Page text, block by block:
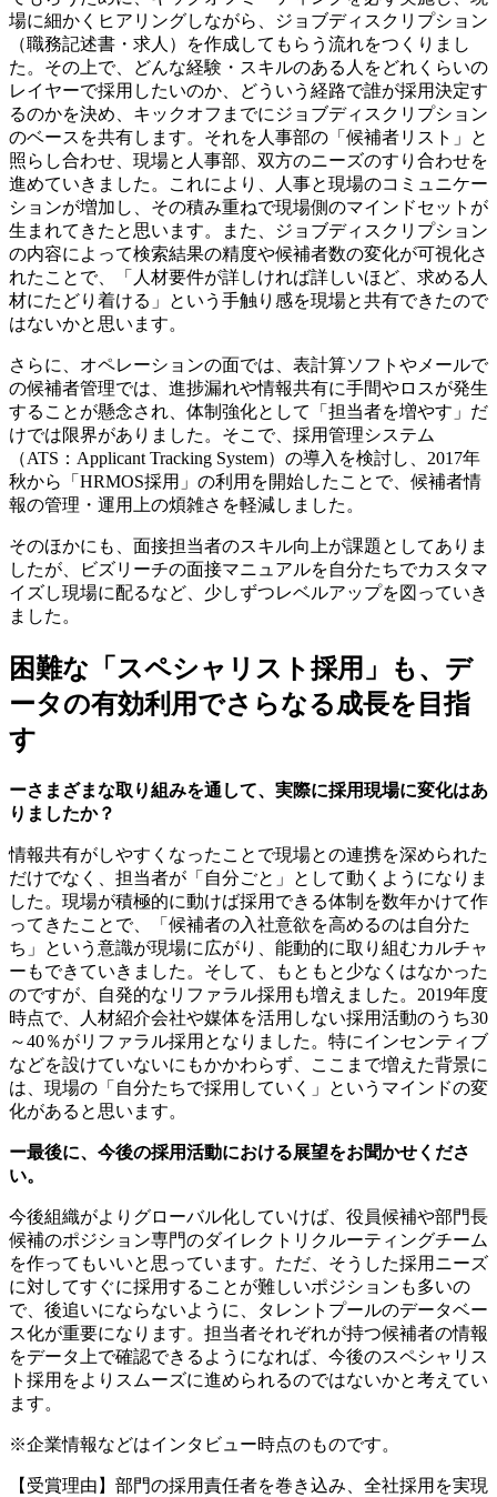
場に細かくヒアリングしながら、ジョブディスクリプション
（職務記述書・求人）を作成してもらう流れをつくりまし
た。その上で、どんな経験・スキルのある人をどれくらいの
レイヤーで採用したいのか、どういう経路で誰が採用決定す
るのかを決め、キックオフまでにジョブディスクリプション
のベースを共有します。それを人事部の「候補者リスト」と
照らし合わせ、現場と人事部、双方のニーズのすり合わせを
進めていきました。これにより、人事と現場のコミュニケー
ションが増加し、その積み重ねで現場側のマインドセットが
生まれてきたと思います。また、ジョブディスクリプション
の内容によって検索結果の精度や候補者数の変化が可視化さ
れたことで、「人材要件が詳しければ詳しいほど、求める人
材にたどり着ける」という手触り感を現場と共有できたので
はないかと思います。
さらに、オペレーションの面では、表計算ソフトやメールで
の候補者管理では、進捗漏れや情報共有に手間やロスが発生
することが懸念され、体制強化として「担当者を増やす」だ
けでは限界がありました。そこで、採用管理システム
（ATS：Applicant Tracking System）の導入を検討し、2017年
秋から「HRMOS採用」の利用を開始したことで、候補者情
報の管理・運用上の煩雑さを軽減しました。
そのほかにも、面接担当者のスキル向上が課題としてありま
したが、ビズリーチの面接マニュアルを自分たちでカスタマ
イズし現場に配るなど、少しずつレベルアップを図っていき
ました。
困難な「スペシャリスト採用」も、デ
ータの有効利用でさらなる成長を目指
す
ーさまざまな取り組みを通して、実際に採用現場に変化はあ
りましたか？
情報共有がしやすくなったことで現場との連携を深められた
だけでなく、担当者が「自分ごと」として動くようになりま
した。現場が積極的に動けば採用できる体制を数年かけて作
ってきたことで、「候補者の入社意欲を高めるのは自分た
ち」という意識が現場に広がり、能動的に取り組むカルチャ
ーもできていきました。そして、もともと少なくはなかった
のですが、自発的なリファラル採用も増えました。2019年度
時点で、人材紹介会社や媒体を活用しない採用活動のうち30
～40％がリファラル採用となりました。特にインセンティブ
などを設けていないにもかかわらず、ここまで増えた背景に
は、現場の「自分たちで採用していく」というマインドの変
化があると思います。
ー最後に、今後の採用活動における展望をお聞かせくださ
い。
今後組織がよりグローバル化していけば、役員候補や部門長
候補のポジション専門のダイレクトリクルーティングチーム
を作ってもいいと思っています。ただ、そうした採用ニーズ
に対してすぐに採用することが難しいポジションも多いの
で、後追いにならないように、タレントプールのデータベー
ス化が重要になります。担当者それぞれが持つ候補者の情報
をデータ上で確認できるようになれば、今後のスペシャリス
ト採用をよりスムーズに進められるのではないかと考えてい
ます。
※企業情報などはインタビュー時点のものです。
【受賞理由】部門の採用責任者を巻き込み、全社採用を実現